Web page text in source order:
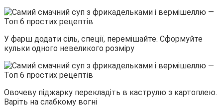
У фарш додати сіль, спеції, перемішайте. Сформуйте
кульки одного невеликого розміру
Овочеву піджарку перекладіть в каструлю з картоплею.
Варіть на слабкому вогні